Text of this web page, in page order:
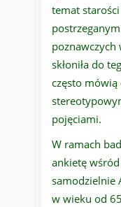
temat
poznawczych
skłoniła do
często mówią
pojęciami.
W ramach
ankietę
samodzielnie
w wieku od